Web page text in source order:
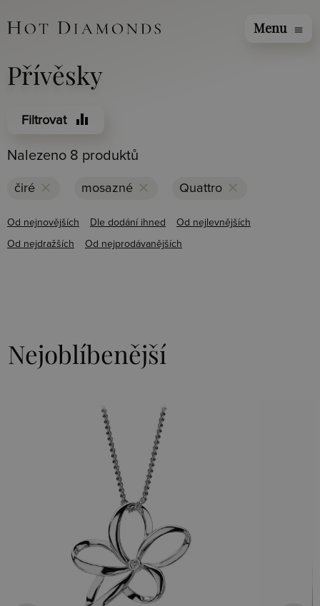
Menu menu
Přívěsky
Filtrovat equalizer
Nalezeno 8 produktů
čiré clear mosazné clear Quattro clear
Od nejnovějších Dle dodání ihned Od nejlevnějších
Od nejdražších Od nejprodávanějších
Nejoblíbenější